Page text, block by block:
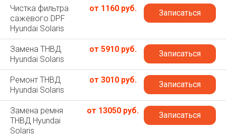
Чистка фильтра
сажевого DPF
Hyundai Solaris
от 1160 руб. Записаться
Замена ТНВД
Hyundai Solaris
от 5910 руб. Записаться
Ремонт ТНВД
Hyundai Solaris
от 3010 руб. Записаться
Замена ремня
ТНВД Hyundai
Solaris
от 13050 руб. Записаться